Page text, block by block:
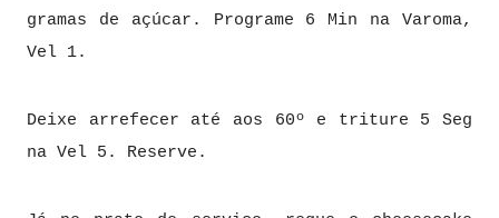
gramas de açúcar. Programe 6 Min na Varoma,
Vel 1.
Deixe arrefecer até aos 60º e triture 5 Seg
na Vel 5. Reserve.